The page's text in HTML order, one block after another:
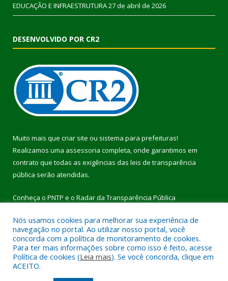
EDUCAÇÃO E INFRAESTRUTURA27 de abril de 2026
DESENVOLVIDO POR CR2
Muito mais que criar site ou sistema para prefeituras!
Realizamos uma assessoria completa, onde garantimos em
contrato que todas as exigências das leis de transparência
pública serão atendidas.
Conheça o PNTP e o Radar da Transparência Pública
Todos os direitos reservados a Prefeitura Municipal de Pau
D’Arco.
Nós usamos cookies para melhorar sua experiência de
navegação no portal. Ao utilizar nosso portal, você
concorda com a política de monitoramento de cookies.
Para ter mais informações sobre como isso é feito, acesse
Política de cookies (Leia mais). Se você concorda, clique em
ACEITO.